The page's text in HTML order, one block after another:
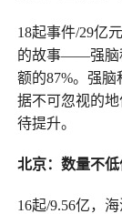
18起事件/29亿
的故事——强脑
额的87%。强
据不可忽视的
待提升。
北京：数量不
16起/9.56亿，